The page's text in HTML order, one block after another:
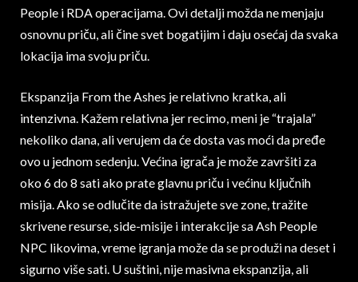
People i RDA operacijama. Ovi detalji možda ne menjaju
osnovnu priču, ali čine svet bogatijim i daju osećaj da svaka
lokacija ima svoju priču.
Ekspanzija From the Ashes je relativno kratka, ali
intenzivna. Kažem relativna jer recimo, meni je “trajala”
nekoliko dana, ali verujem da će dosta vas moći da pređe
ovo u jednom sedenju. Većina igrača je može završiti za
oko 6 do 8 sati ako prate glavnu priču i većinu ključnih
misija. Ako se odlučite da istražujete sve zone, tražite
skrivene resurse, side-misije i interakcije sa Ash People
NPC likovima, vreme igranja može da se produži na deset i
sigurno više sati. U suštini, nije masivna ekspanzija, ali